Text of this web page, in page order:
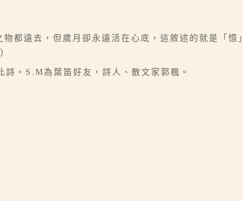
都遠去，但歲月卻永遠活在心底，這敘述的就是「
。S.M為葉笛好友，詩人、散文家郭楓。